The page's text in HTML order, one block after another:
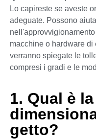
Lo capireste se aveste
adeguate. Possono
macchine o hardware
verranno spiegate le
compresi i gradi e le
1. Qual è
getto?